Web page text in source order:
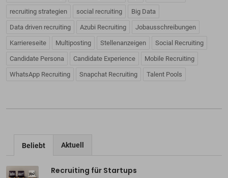
recruiting strategien social recruiting Big Data
Data driven recruiting Azubi Recruiting Jobausschreibungen
Karriereseite Multiposting Stellenanzeigen Social Recruiting
Candidate Persona Candidate Experience Mobile Recruiting
WhatsApp Recruiting Snapchat Recruiting Talent Pools
Beliebt Aktuell
Recruiting für Startups